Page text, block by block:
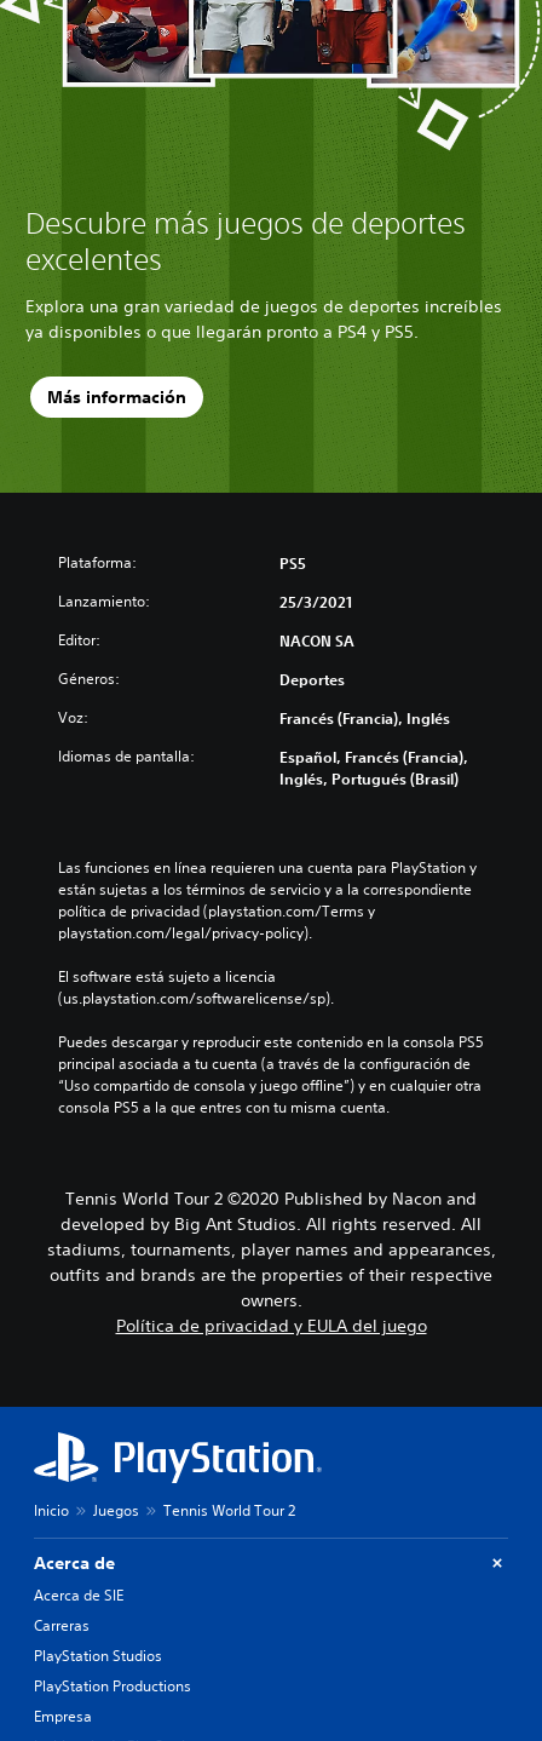
Descubre más juegos de deportes
excelentes
Explora una gran variedad de juegos de deportes increíbles
ya disponibles o que llegarán pronto a PS4 y PS5.
Más información
Plataforma: PS5
Lanzamiento: 25/3/2021
Editor: NACON SA
Géneros: Deportes
Voz: Francés (Francia), Inglés
Idiomas de pantalla:
Español, Francés (Francia),
Inglés, Portugués (Brasil)
Las funciones en línea requieren una cuenta para PlayStation y
están sujetas a los términos de servicio y a la correspondiente
política de privacidad (playstation.com/Terms y
playstation.com/legal/privacy-policy).
El software está sujeto a licencia
(us.playstation.com/softwarelicense/sp).
Puedes descargar y reproducir este contenido en la consola PS5
principal asociada a tu cuenta (a través de la configuración de
“Uso compartido de consola y juego offline”) y en cualquier otra
consola PS5 a la que entres con tu misma cuenta.
Tennis World Tour 2 ©2020 Published by Nacon and
developed by Big Ant Studios. All rights reserved. All
stadiums, tournaments, player names and appearances,
outfits and brands are the properties of their respective
owners.
Política de privacidad y EULA del juego
Inicio Juegos Tennis World Tour 2
Acerca de
Acerca de SIE
Carreras
PlayStation Studios
PlayStation Productions
Empresa